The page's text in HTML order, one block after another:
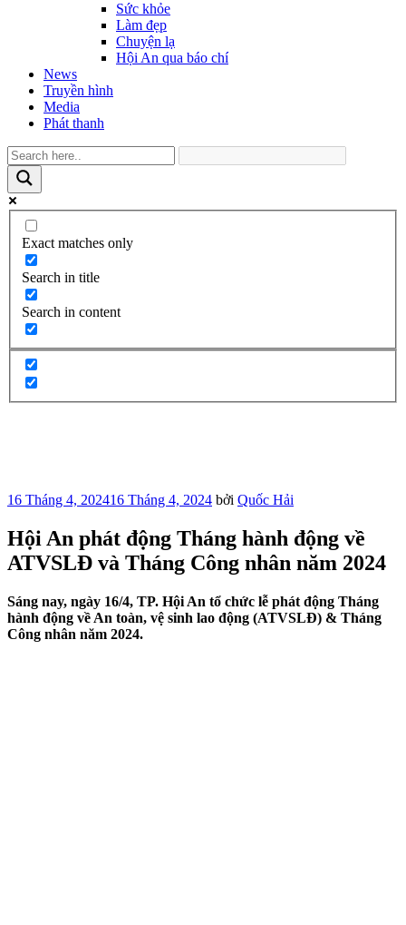
Sức khỏe
Làm đẹp
Chuyện lạ
Hội An qua báo chí
News
Truyền hình
Media
Phát thanh
Exact matches only
Search in title
Search in content
Đăng
16 Tháng 4, 202416 Tháng 4, 2024 bởi Quốc Hải
Hội An phát động Tháng hành động về
ATVSLĐ và Tháng Công nhân năm 2024
Sáng nay, ngày 16/4, TP. Hội An tổ chức lễ phát động Tháng
hành động về An toàn, vệ sinh lao động (ATVSLĐ) & Tháng
Công nhân năm 2024.